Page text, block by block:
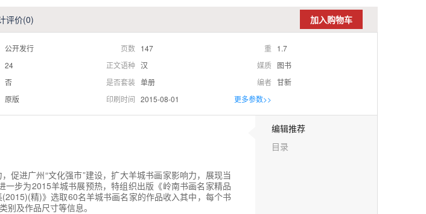
评价(0) 加入购物车
公开发行 页数 147 重
1.7
24 正文语种 汉 媒质
图书
否 是否套装 单册 编者 甘新
原版 印刷时间 2015-08-01 更多参数>>
促进广州“文化强市”建设，扩大羊城书画家影响力，展现当
步为2015羊城书展预热，特组织出版《岭南书画名家精品
精)》选取60名羊城书画名家的作品收入其中，每个书
别及作品尺寸等信息。
编辑推荐
目录